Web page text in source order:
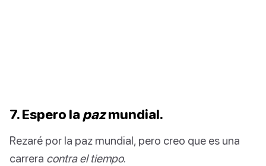
7. Espero la pazmundial.
Rezaré por la paz mundial, pero creo que es una
carrera contra el tiempo.